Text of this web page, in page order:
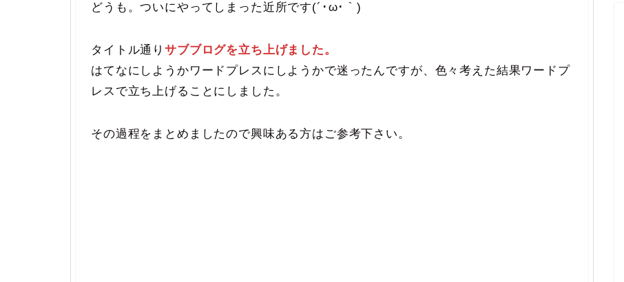
どうも。ついにやってしまった近所です(´･ω･｀)
タイトル通りサブブログを立ち上げました。
はてなにしようかワードプレスにしようかで迷ったんですが、色々考えた結果ワードプ
レスで立ち上げることにしました。
その過程をまとめましたので興味ある方はご参考下さい。